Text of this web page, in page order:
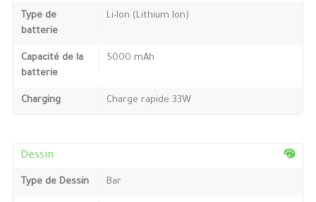
Type de
batterie
Li-Ion (Lithium Ion)
Capacité de la
batterie
5000 mAh
Charging Charge rapide 33W
Dessin
Type de Dessin Bar